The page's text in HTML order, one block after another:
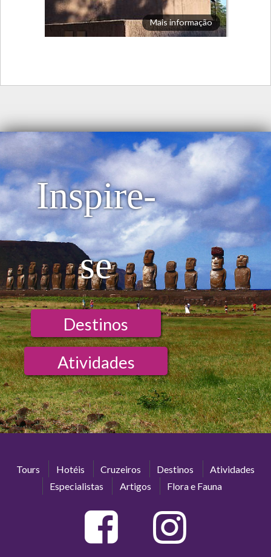
Mais informação
Inspire-
se
Destinos
Atividades
Tours Hotéis Cruzeiros Destinos
Atividades
Especialistas
Artigos Flora e Fauna